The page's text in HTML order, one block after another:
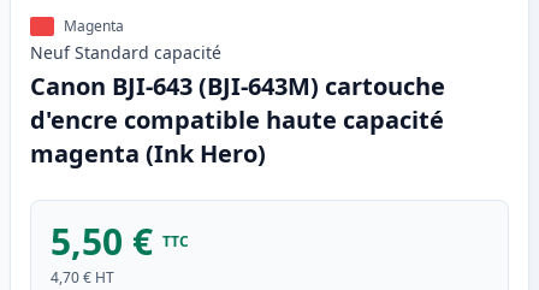
Magenta
Neuf Standard capacité
Canon BJI-643 (BJI-643M) cartouche
d'encre compatible haute capacité
magenta (Ink Hero)
5,50 € TTC
4,70 € HT